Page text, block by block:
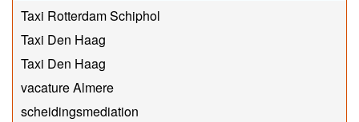
Taxi Rotterdam Schiphol
Taxi Den Haag
Taxi Den Haag
vacature Almere
scheidingsmediation